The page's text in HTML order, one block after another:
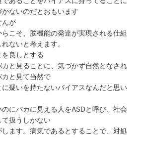
ないのだとおもいます
んが
こそ、脳機能の発達が実現される仕組
ないと考えます。
良しとする
と見ることに、気づかず自然となされ
と見て当然で
疑いを持たないバイアスなんだと思い
にバカに見える人をASDと呼び、社会
扱うしかない
ます。病気であるとすることで、対処